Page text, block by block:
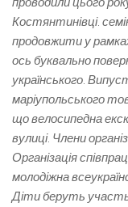
Костянтинівці.
продовжити у
ось буквально
українського.
маріупольського
що велосипедна
вулиці. Члени
Організація
молодіжна
Діти беруть участь